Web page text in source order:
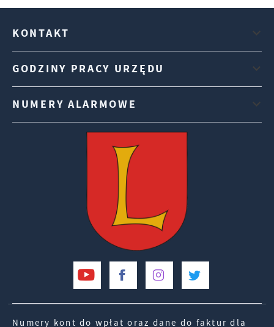
KONTAKT
GODZINY PRACY URZĘDU
NUMERY ALARMOWE
Numery kont do wpłat oraz dane do faktur dla